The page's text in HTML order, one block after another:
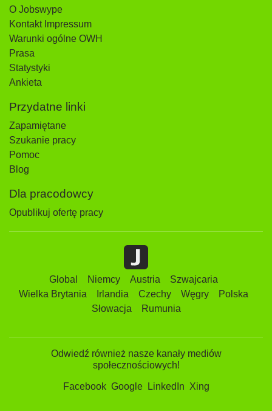
O Jobswype
Kontakt Impressum
Warunki ogólne OWH
Prasa
Statystyki
Ankieta
Przydatne linki
Zapamiętane
Szukanie pracy
Pomoc
Blog
Dla pracodowcy
Opublikuj ofertę pracy
Global Niemcy Austria
Szwajcaria
Wielka Brytania
Irlandia Czechy Węgry
Polska
Słowacja
Rumunia
Odwiedź również nasze kanały mediów
społecznościowych!
Facebook Google LinkedIn Xing